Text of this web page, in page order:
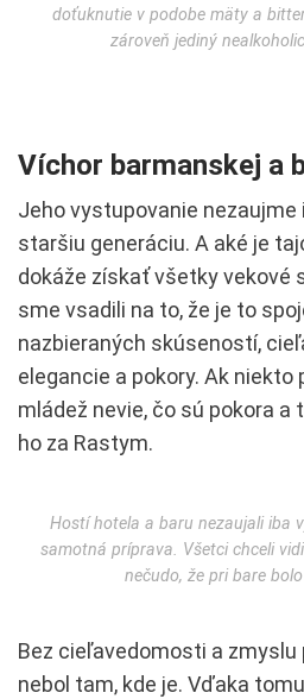
doťuknutie v podobe mäty a
zároveň jediný
Víchor barmanskej a
Jeho vystupovanie nezaujme
staršiu generáciu. A aké je
dokáže získať všetky vekové
sme vsadili na to, že je to
nazbieraných skúseností,
elegancie a pokory. Ak niekto
mládež nevie, čo sú pokora a
ho za Rastym.
Hostí hotela a baru nezaujali iba
samotná príprava. Všetci chceli
nečudo, že pri bare
Bez cieľavedomosti a zmyslu
nebol tam, kde je. Vďaka